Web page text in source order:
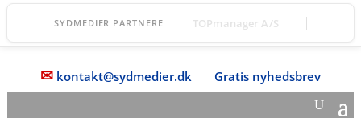
SYDMEDIER PARTNERE Vordingborg Fri Fagskole
✉ kontakt@sydmedier.dk Gratis nyhedsbrev